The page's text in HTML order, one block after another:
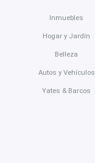
Inmuebles
Hogar y Jardín
Belleza
Autos y Vehículos
Yates & Barcos